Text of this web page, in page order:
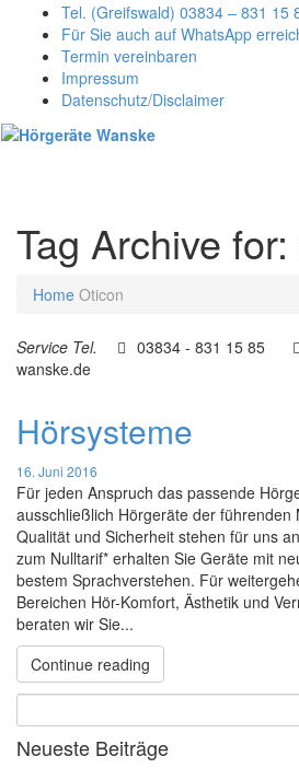
Tel. (Greifswald) 03834 – 831 15
Für Sie auch auf WhatsApp
Termin vereinbaren
Impressum
Datenschutz/Disclaimer
Tag Archive
Home Oticon
Service Tel. 03834 - 831 15 85
wanske.de
Hörsysteme
16. Juni 2016
Für jeden Anspruch das passende
ausschließlich Hörgeräte der führenden
Qualität und Sicherheit stehen für uns
zum Nulltarif* erhalten Sie Geräte mit
bestem Sprachverstehen. Für
Bereichen Hör-Komfort, Ästhetik und
beraten wir Sie...
Continue reading
Neueste Beiträge